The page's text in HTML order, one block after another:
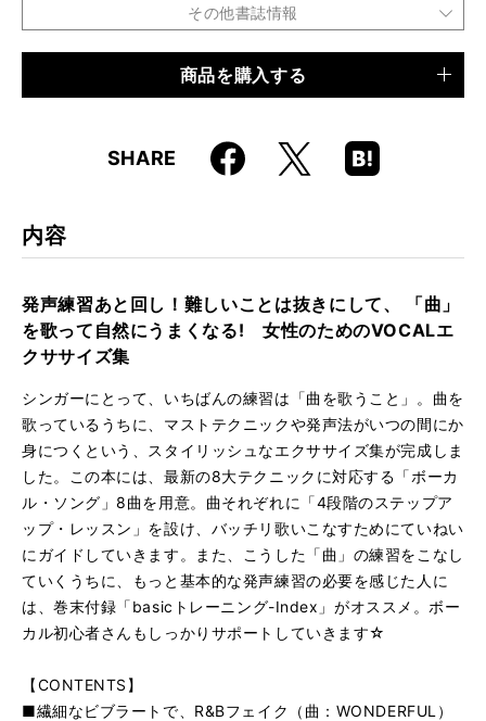
その他書誌情報
9784845613151
商品を購入する
SHARE Faceboo
k
X
Hatena
Boo
内容
発声練習あと回し！難しいことは抜きにして、 「曲」
を歌って自然にうまくなる! 女性のためのVOCALエ
クササイズ集
シンガーにとって、いちばんの練習は「曲を歌うこと」。曲を
歌っているうちに、マストテクニックや発声法がいつの間にか
身につくという、スタイリッシュなエクササイズ集が完成しま
した。この本には、最新の8大テクニックに対応する「ボーカ
ル・ソング」8曲を用意。曲それぞれに「4段階のステップア
ップ・レッスン」を設け、バッチリ歌いこなすためにていねい
にガイドしていきます。また、こうした「曲」の練習をこなし
ていくうちに、もっと基本的な発声練習の必要を感じた人に
は、巻末付録「basicトレーニング-Index」がオススメ。ボー
カル初心者さんもしっかりサポートしていきます☆
【CONTENTS】
■繊細なビブラートで、R&Bフェイク（曲：WONDERFUL）